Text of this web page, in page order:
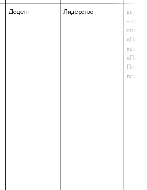
Доцент Лидерство
–